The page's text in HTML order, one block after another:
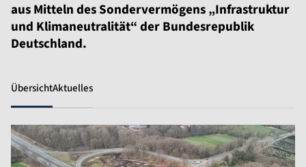
aus Mitteln des Sondervermögens „Infrastruktur
und Klimaneutralität“ der Bundesrepublik
Deutschland.
ÜbersichtAktuelles